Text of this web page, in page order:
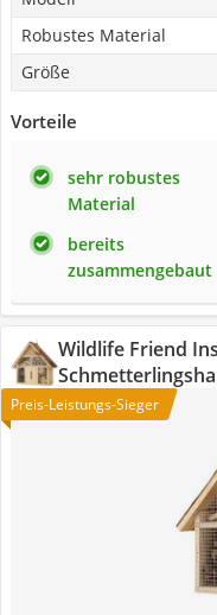
Robustes Material
Größe
Vorteile
sehr robustes
Material
bereits
zusammengebaut
Wildlife Friend
Preis-Leistungs-Sieger